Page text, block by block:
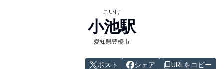
こいけ
小池駅
愛知県豊橋市
ポスト シェア URLをコピー